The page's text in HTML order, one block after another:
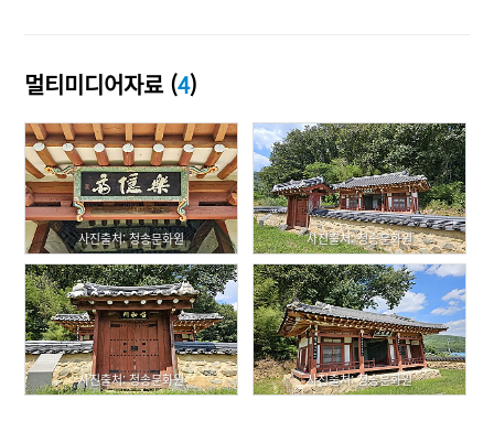
멀티미디어자료 (4)
사진출처: 청송문화원 사진출처: 청송문화원
사진출처: 청송문화원 사진출처: 청송문화원